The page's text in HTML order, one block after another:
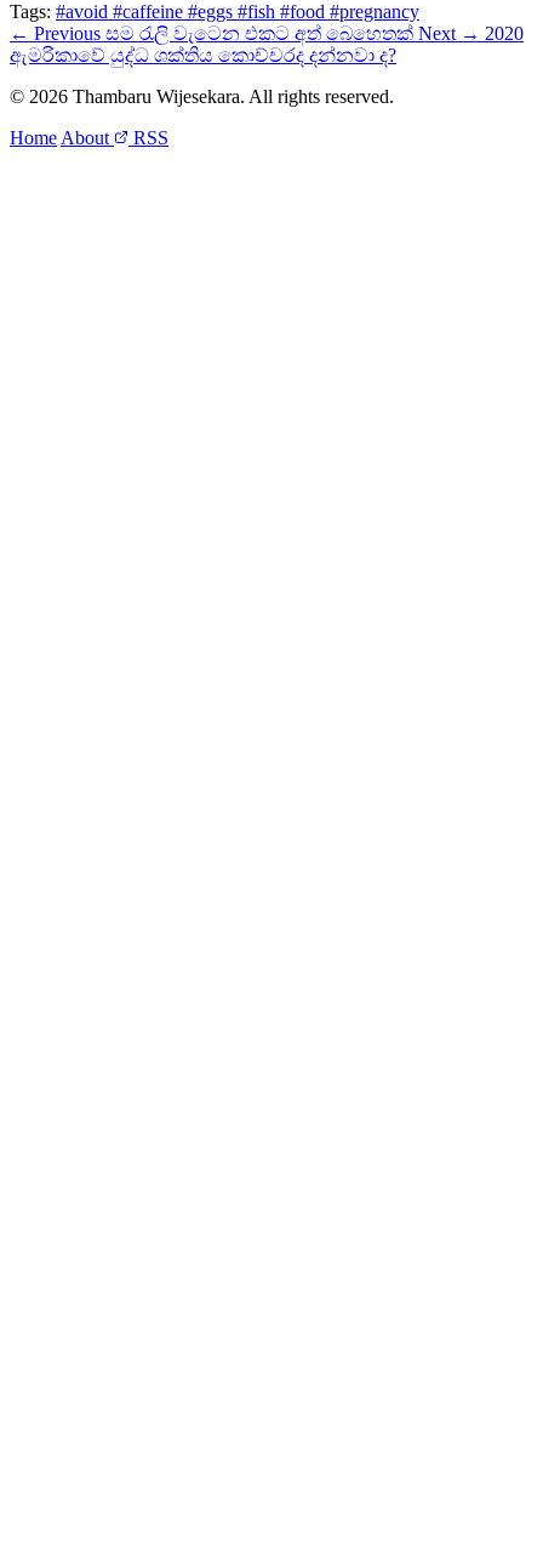
Tags: #avoid #caffeine #eggs #fish #food #pregnancy
← Previous සම රැලි වැටෙන එකට අත් බෙහෙතක් Next → 2020
ඇමරිකාවේ යුද්ධ ශක්තිය කොච්චරද දන්නවා ද?
© 2026 Thambaru Wijesekara. All rights reserved.
Home About RSS